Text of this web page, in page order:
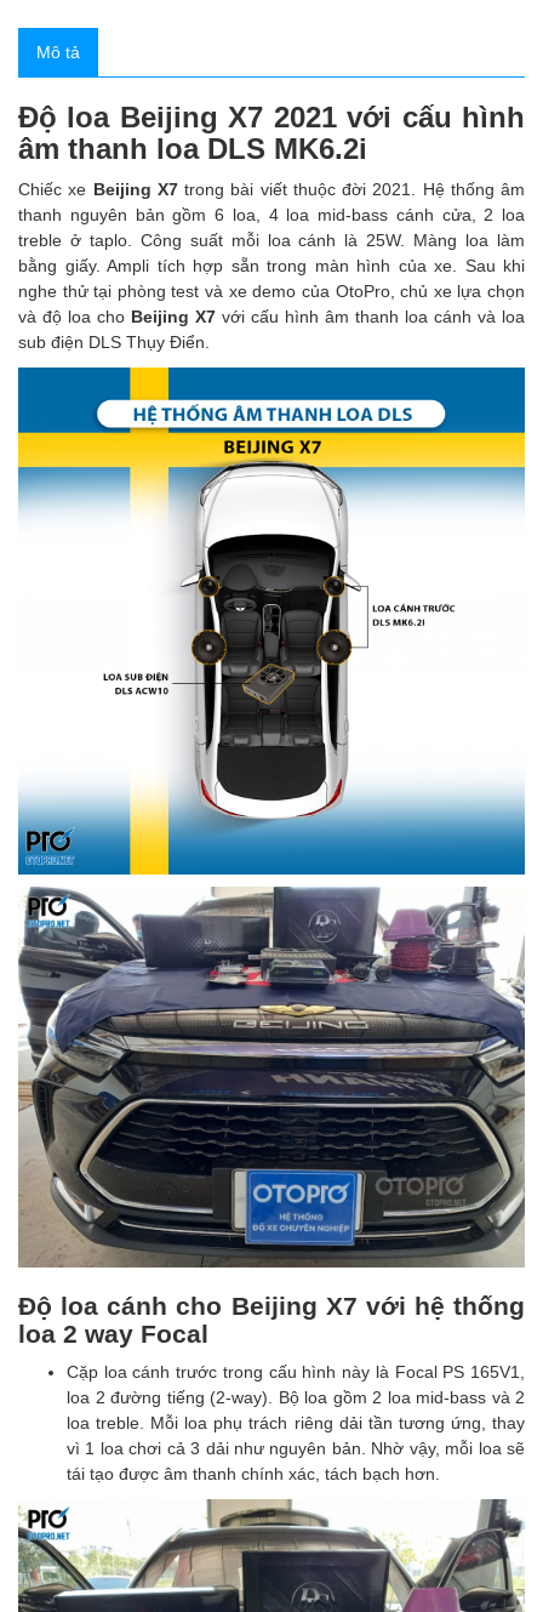
Mô tả
Độ loa Beijing X7 2021 với cấu hình
âm thanh loa DLS MK6.2i
Chiếc xe Beijing X7trong bài viết thuộc đời 2021. Hệ thống âm
thanh nguyên bản gồm 6 loa, 4 loa mid-bass cánh cửa, 2 loa
treble ở taplo. Công suất mỗi loa cánh là 25W. Màng loa làm
bằng giấy. Ampli tích hợp sẵn trong màn hình của xe. Sau khi
nghe thử tại phòng test và xe demo của OtoPro, chủ xe lựa chọn
và độ loa cho Beijing X7 với cấu hình âm thanh loa cánh và loa
sub điện DLS Thụy Điển.
Độ loa cánh cho Beijing X7 với hệ thống
loa 2 way Focal
Cặp loa cánh trước trong cấu hình này là Focal PS 165V1,
loa 2 đường tiếng (2-way). Bộ loa gồm 2 loa mid-bass và 2
loa treble. Mỗi loa phụ trách riêng dải tần tương ứng, thay
vì 1 loa chơi cả 3 dải như nguyên bản. Nhờ vậy, mỗi loa sẽ
tái tạo được âm thanh chính xác, tách bạch hơn.